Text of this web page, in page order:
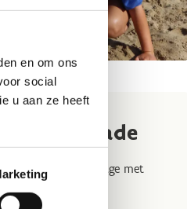
en om ons
social
u aan ze heeft
in Hofstade
federatie een stage met